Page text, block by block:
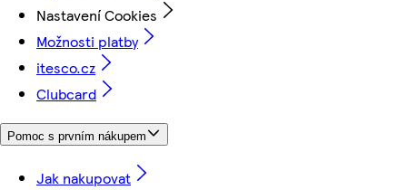
Nastavení Cookies
Možnosti platby
itesco.cz
Clubcard
Pomoc s prvním nákupem
Jak nakupovat